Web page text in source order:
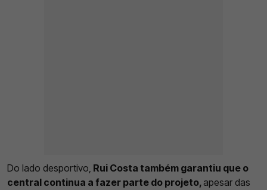
Do lado desportivo, Rui Costa também garantiu que o
central continua a fazer parte do projeto, apesar das